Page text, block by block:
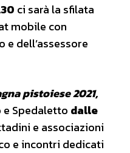
ci sarà la sfilata
mobile con
dell’assessore
pistoiese 2021,
Spedaletto dalle
e associazioni
e incontri dedicati